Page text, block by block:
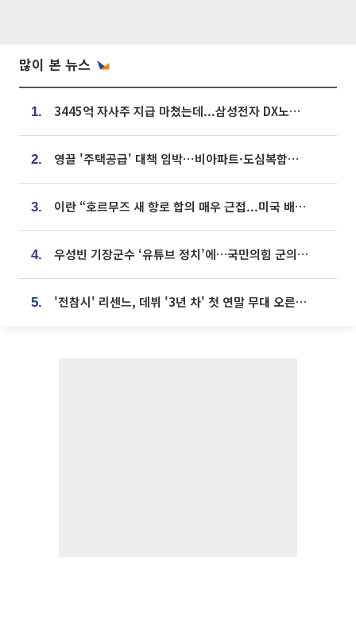
많이 본 뉴스
1. 3445억 자사주 지급 마쳤는데...삼성전자 DX노조, 뒤늦은 '떼쓰기 집회'
2. 영끌 '주택공급' 대책 임박⋯비아파트·도심복합까지 총동원
3. 이란 “호르무즈 새 항로 합의 매우 근접...미국 배상 먼저”
4. 우성빈 기장군수 ‘유튜브 정치’에…국민의힘 군의원들 집단 반발
5. '전참시' 리센느, 데뷔 '3년 차' 첫 연말 무대 오른다⋯"그동안 섭외 안 와"